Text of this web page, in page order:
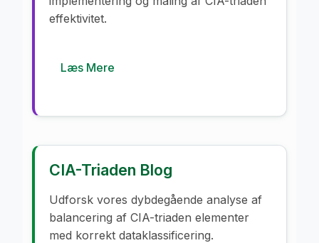
effektivitet.
Læs Mere
CIA-Triaden Blog
Udforsk vores dybdegående analyse af
balancering af CIA-triaden elementer
med korrekt dataklassificering.